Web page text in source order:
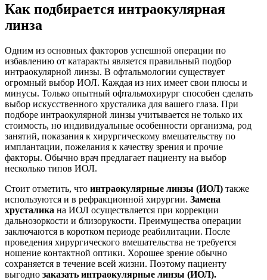
Как подбирается интраокулярная
линза
Одним из основных факторов успешной операции по
избавлению от катаракты является правильный подбор
интраокулярной линзы. В офтальмологии существует
огромный выбор ИОЛ. Каждая из них имеет свои плюсы и
минусы. Только опытный офтальмохирург способен сделать
выбор искусственного хрусталика для вашего глаза. При
подборе интраокулярной линзы учитывается не только их
стоимость, но индивидуальные особенности организма, род
занятий, показания к хирургическому вмешательству по
имплантации, пожелания к качеству зрения и прочие
факторы. Обычно врач предлагает пациенту на выбор
несколько типов ИОЛ.
Стоит отметить, что интраокулярные линзы (ИОЛ) также
используются и в рефракционной хирургии. Замена
хрусталика на ИОЛ осуществляется при коррекции
дальнозоркости и близорукости. Преимущества операции
заключаются в коротком периоде реабилитации. После
проведения хирургического вмешательства не требуется
ношение контактной оптики. Хорошее зрение обычно
сохраняется в течение всей жизни. Поэтому пациенту
выгодно заказать интраокулярные линзы (ИОЛ).